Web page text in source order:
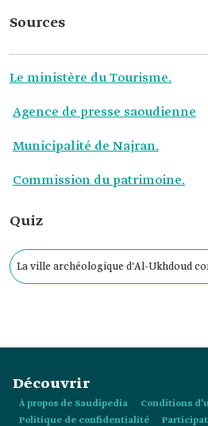
Sources
Le ministère du Tourisme.
Agence de presse saoudienne
Municipalité de Najran.
Commission du patrimoine.
Quiz
La ville archéologique d'Al-Ukhdoud
Découvrir
À propos de Saudipedia
Conditions
Politique de confidentialité